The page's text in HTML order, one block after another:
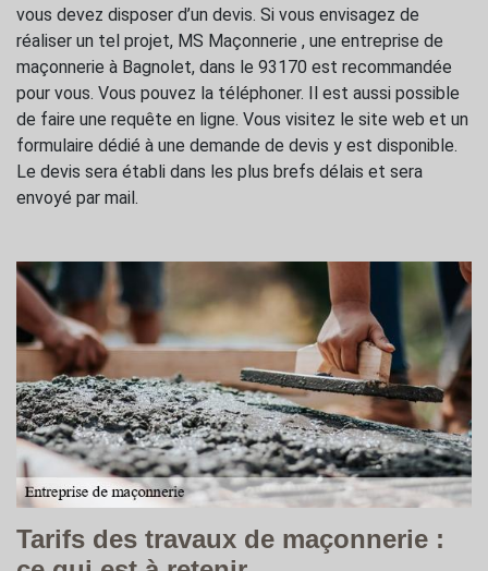
vous devez disposer d’un devis. Si vous envisagez de
réaliser un tel projet, MS Maçonnerie , une entreprise de
maçonnerie à Bagnolet, dans le 93170 est recommandée
pour vous. Vous pouvez la téléphoner. Il est aussi possible
de faire une requête en ligne. Vous visitez le site web et un
formulaire dédié à une demande de devis y est disponible.
Le devis sera établi dans les plus brefs délais et sera
envoyé par mail.
Tarifs des travaux de maçonnerie :